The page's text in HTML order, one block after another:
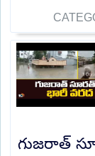
గుజరాత్‌